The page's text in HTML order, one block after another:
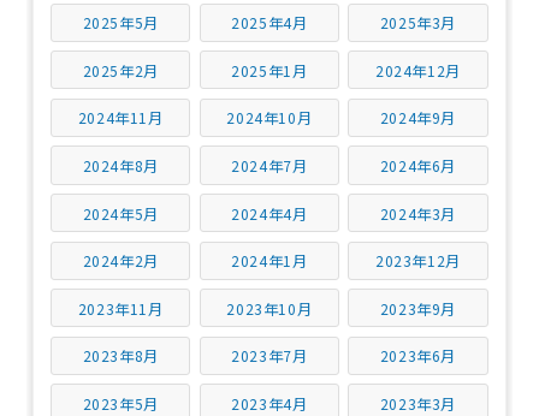
2025年5月 2025年4月 2025年3月
2025年2月 2025年1月 2024年12月
2024年11月 2024年10月 2024年9月
2024年8月 2024年7月 2024年6月
2024年5月 2024年4月 2024年3月
2024年2月 2024年1月 2023年12月
2023年11月 2023年10月 2023年9月
2023年8月 2023年7月 2023年6月
2023年5月 2023年4月 2023年3月